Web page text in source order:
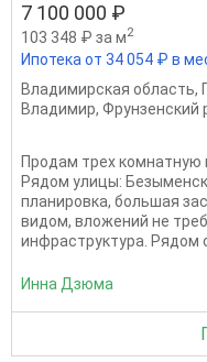
7 100 000 ₽
103 348 ₽ за м2
Ипотека от 34 054 ₽ в
Владимирская область,
Владимир, Фрунзенский
Продам трех комнатную
Рядом улицы:
планировка, большая
видом, вложений не
инфраструктура. Рядом
Инна Дзюма